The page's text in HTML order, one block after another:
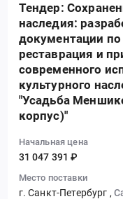
Тендер:
наследия:
документации
реставрация и
современного
культурного
"Усадьба
корпус)"
Начальная цена
31 047 391 ₽
Место поставки
г. Санкт-Петербург ,